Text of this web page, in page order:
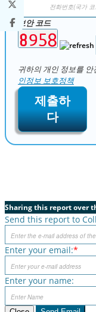
보안 코드
귀하의 개인 정보를
인정보 보호정책
제출하
다
Sharing this report over
Send this report to
Enter your email:*
Enter your name: